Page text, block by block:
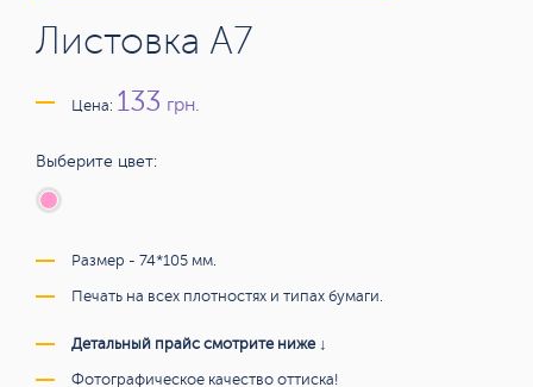
Листовка А7
Цена: 133 грн.
Выберите цвет:
Размер - 74*105 мм.
Печать на всех плотностях и типах бумаги.
Детальный прайс смотрите ниже ↓
Фотографическое качество оттиска!